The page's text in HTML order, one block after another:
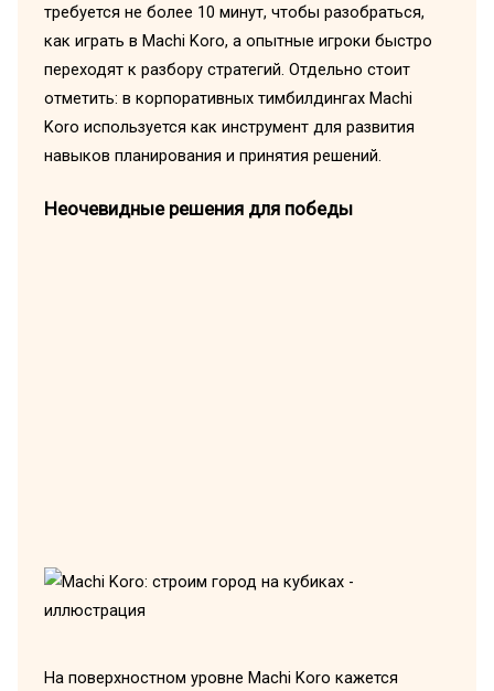
требуется не более 10 минут, чтобы разобраться,
как играть в Machi Koro, а опытные игроки быстро
переходят к разбору стратегий. Отдельно стоит
отметить: в корпоративных тимбилдингах Machi
Koro используется как инструмент для развития
навыков планирования и принятия решений.
Неочевидные решения для победы
На поверхностном уровне Machi Koro кажется